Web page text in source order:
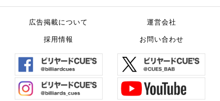
広告掲載について 運営会社
採用情報 お問い合わせ